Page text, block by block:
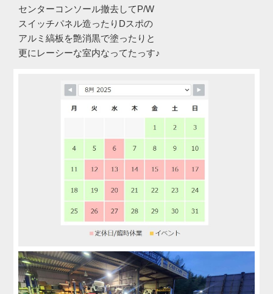
センターコンソール撤去してP/W
スイッチパネル造ったりDスポの
アルミ縞板を艶消黒で塗ったりと
更にレーシーな室内なってたっす♪